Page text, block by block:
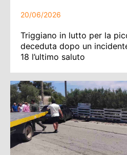
20/06/2026
Triggiano in lutto per la
deceduta dopo un
18 l’ultimo saluto